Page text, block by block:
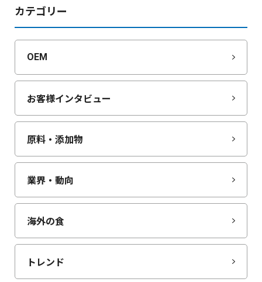
カテゴリー
OEM
お客様インタビュー
原料・添加物
業界・動向
海外の食
トレンド